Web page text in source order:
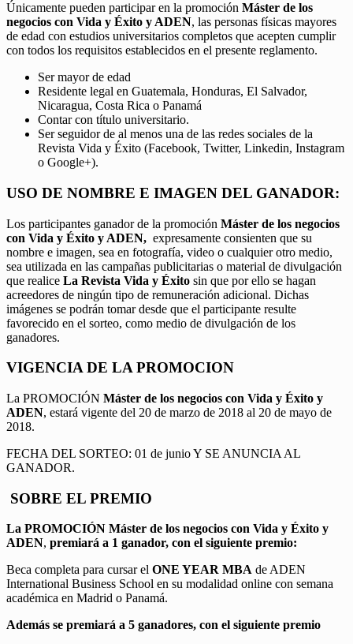
Únicamente pueden participar en la promoción Máster de los
negocios con Vida y Éxito y ADEN, las personas físicas mayores
de edad con estudios universitarios completos que acepten cumplir
con todos los requisitos establecidos en el presente reglamento.
Ser mayor de edad
Residente legal en Guatemala, Honduras, El Salvador,
Nicaragua, Costa Rica o Panamá
Contar con título universitario.
Ser seguidor de al menos una de las redes sociales de la
Revista Vida y Éxito (Facebook, Twitter, Linkedin, Instagram
o Google+).
USO DE NOMBRE E IMAGEN DEL GANADOR:
Los participantes ganador de la promoción Máster de los negocios
con Vida y Éxito y ADEN, expresamente consienten que su
nombre e imagen, sea en fotografía, video o cualquier otro medio,
sea utilizada en las campañas publicitarias o material de divulgación
que realice La Revista Vida y Éxito sin que por ello se hagan
acreedores de ningún tipo de remuneración adicional. Dichas
imágenes se podrán tomar desde que el participante resulte
favorecido en el sorteo, como medio de divulgación de los
ganadores.
VIGENCIA DE LA PROMOCION
La PROMOCIÓN Máster de los negocios con Vida y Éxito y
ADEN, estará vigente del 20 de marzo de 2018 al 20 de mayo de
2018.
FECHA DEL SORTEO: 01 de junio Y SE ANUNCIA AL
GANADOR.
SOBRE EL PREMIO
La PROMOCIÓN Máster de los negocios con Vida y Éxito y
ADEN, premiará a 1 ganador, con el siguiente premio:
Beca completa para cursar el ONE YEAR MBA de ADEN
International Business School en su modalidad online con semana
académica en Madrid o Panamá.
Además se premiará a 5 ganadores, con el siguiente premio